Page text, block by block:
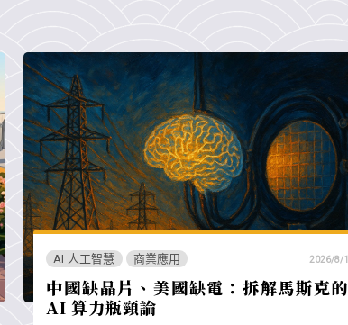
AI 人工智慧 商業應用 2026/8/1
中國缺晶片、美國缺電：拆解馬斯克的
AI 算力瓶頸論